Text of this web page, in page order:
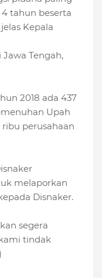
tahun beserta
Kepala
Jawa Tengah,
2018 ada 437
Upah
ribu perusahaan
melaporkan
Disnaker.
segera
tindak